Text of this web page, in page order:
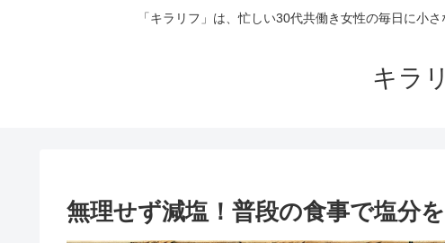
「キラリフ」は、忙しい30代共働き女性の毎日に小
キラ
無理せず減塩！普段の食事で塩分